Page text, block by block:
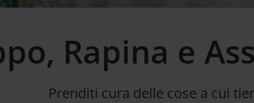
Rapina e
Prenditi cura delle cose a cui